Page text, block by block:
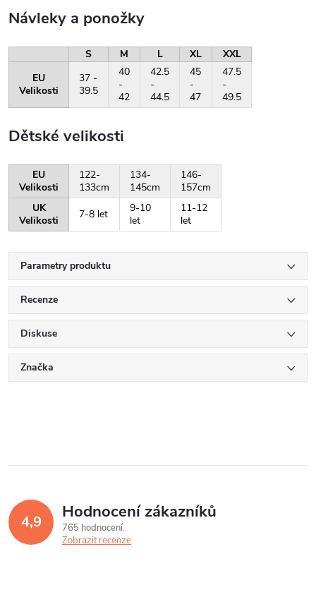
Návleky a ponožky
S M L XL
XXL
EU
Velikosti
37 -
39.5
40
-
42
42.5
-
44.5
45
-
47
47.5
-
49.5
Dětské velikosti
EU
Velikosti
122-
133cm
134-
145cm
146-
157cm
UK
Velikosti
7-8 let
9-10
let
11-12
let
Parametry produktu
Recenze
Diskuse
Značka
4,9 Hodnocení zákazníků
765 hodnocení
Zobrazit recenze